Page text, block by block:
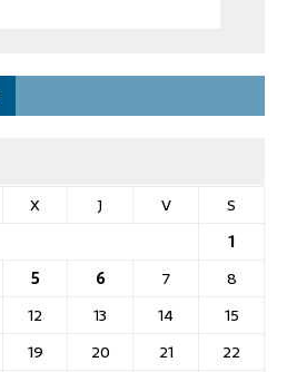
X J V
S
1
5 6 7
8
12 13 14
15
19 20 21
22